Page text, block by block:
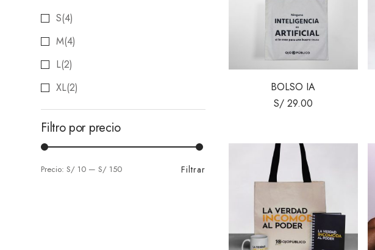
BOLSO IA
S/29.00
S(4)
M(4)
L(2)
XL(2)
Filtro por precio
Filtrar
Precio:S/ 10 —S/ 150